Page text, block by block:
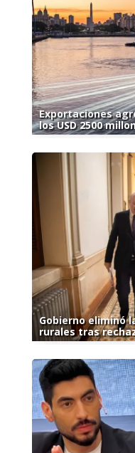
Exportaciones
los USD 2500
Gobierno eliminó
rurales tras